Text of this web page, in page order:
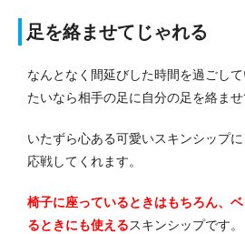
足を絡ませてじゃれる
なんとなく間延びした時間を過ごし
たいなら相手の足に自分の足を絡ませ
いたずら心ある可愛いスキンシップ
応戦してくれます。
椅子に座っているときはもちろん、
るときにも使えるスキンシップです。